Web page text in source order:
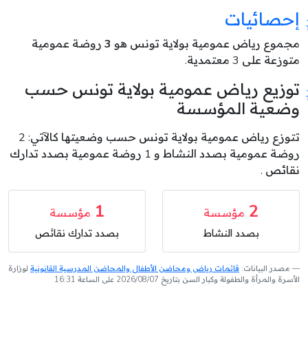
إحصائيات
مجموع رياض عمومية بولاية تونس هو 3 روضة عمومية
متوزعة على 3 معتمدية.
توزيع رياض عمومية بولاية تونس حسب
وضعية المؤسسة
تتوزع رياض عمومية بولاية تونس حسب وضعيتها كالآتي: 2
روضة عمومية بصدد النشاط و 1 روضة عمومية بصدد تدارك
نقائص .
2 مؤسسة
بصدد النشاط
1 مؤسسة
بصدد تدارك نقائص
مصدر البيانات: قائمات رياض ومحاضن الأطفال والمحاضن المدرسية القانونية لوزارة
الأسرة والمرأة والطفولة وكبار السن بتاريخ 2026/08/07 على الساعة 16:31